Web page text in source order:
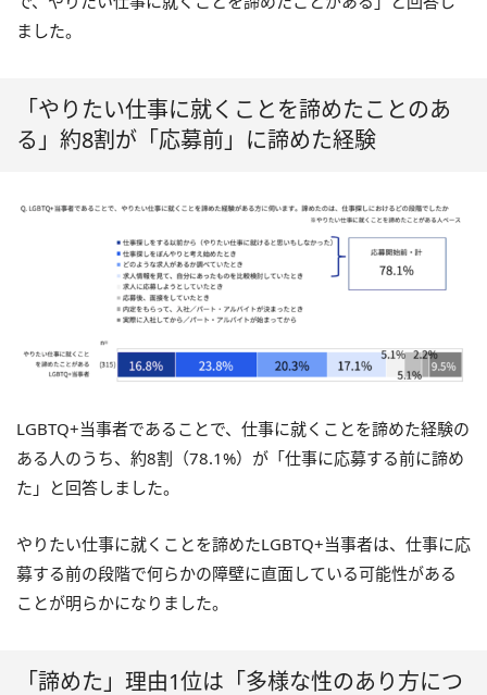
ました。
「やりたい仕事に就くことを諦めたことのあ
る」約8割が「応募前」に諦めた経験
LGBTQ+当事者であることで、仕事に就くことを諦めた経験の
ある人のうち、約8割（78.1%）が「仕事に応募する前に諦め
た」と回答しました。
やりたい仕事に就くことを諦めたLGBTQ+当事者は、仕事に応
募する前の段階で何らかの障壁に直面している可能性がある
ことが明らかになりました。
「諦めた」理由1位は「多様な性のあり方につ